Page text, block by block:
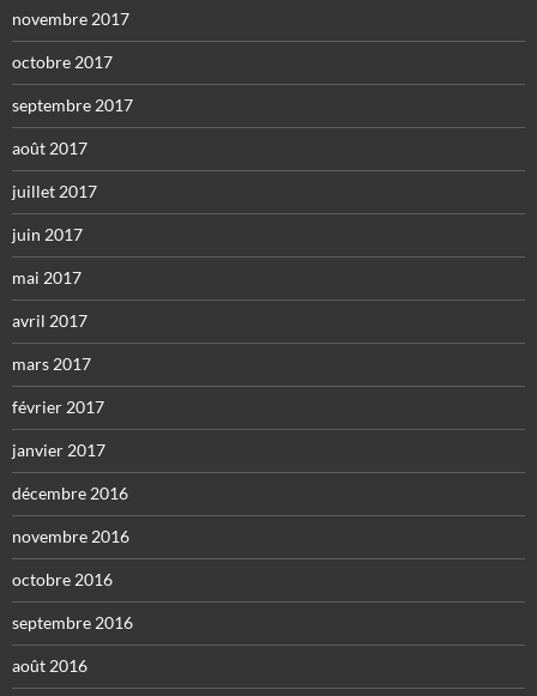
novembre 2017
octobre 2017
septembre 2017
août 2017
juillet 2017
juin 2017
mai 2017
avril 2017
mars 2017
février 2017
janvier 2017
décembre 2016
novembre 2016
octobre 2016
septembre 2016
août 2016